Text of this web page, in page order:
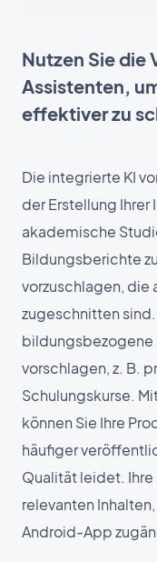
Nutzen Sie die
Assistenten,
effektiver zu
Die integrierte KI
der Erstellung Ihrer
akademische
Bildungsberichte
vorzuschlagen, die
zugeschnitten
bildungsbezogene
vorschlagen, z. B.
Schulungskurse.
können Sie Ihre
häufiger
Qualität leidet. Ihre
relevanten
Android-App